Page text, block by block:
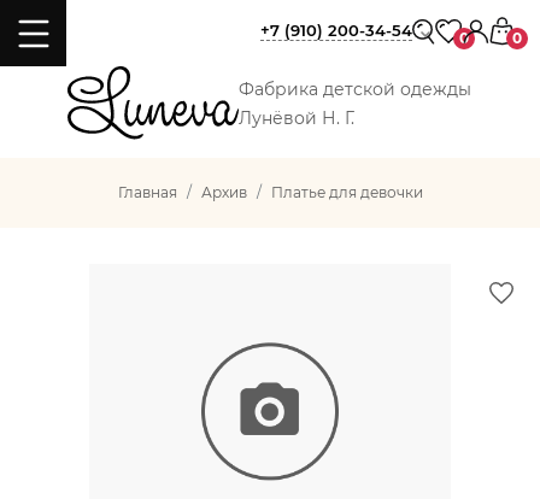
Фабрика детской одежды
Лунёвой Н. Г.
+7 (910) 200-34-54 0 0
Главная Архив Платье для девочки